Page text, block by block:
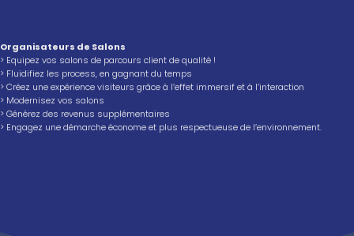
Organisateurs de Salons
> Equipez vos salons de parcours client de qualité !
> Fluidifiez les process, en gagnant du temps
> Créez une expérience visiteurs grâce à l’effet immersif et à l’interaction
> Modernisez vos salons
> Générez des revenus supplémentaires
> Engagez une démarche économe et plus respectueuse de l’environnement.